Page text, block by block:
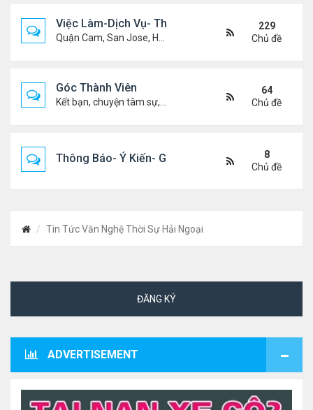
Việc Làm-Dịch Vụ- Thuê Nhà
229
Chủ đề
Góc Thành Viên
64
Chủ đề
Thông Báo- Ý Kiến- Góp Ý- Liên Lạc
8
Chủ đề
Tin Tức Văn Nghệ Thời Sự Hải Ngoại
ĐĂNG KÝ
ADVERTISEMENT